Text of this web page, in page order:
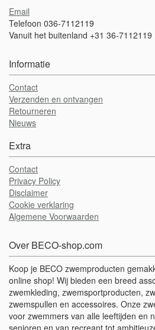
Email
Telefoon 036-7112119
Vanuit het buitenland +31 36-7112119
Informatie
Contact
Verzenden en ontvangen
Retourneren
Nieuws
Extra
Contact
Privacy Policy
Disclaimer
Cookie verklaring
Algemene Voorwaarden
Over BECO-shop.com
Koop je BECO zwemproducten
online shop! Wij bieden een breed
zwemkleding, zwemsportproducten,
zwemspullen en accessoires. Onze
voor zwemmers van alle leeftijden en
senioren en van recreant tot